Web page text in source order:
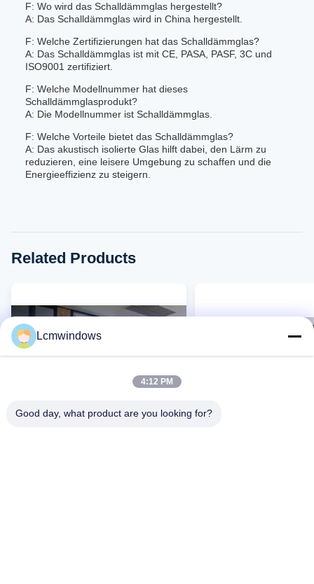
F: Wo wird das Schalldämmglas hergestellt?
A: Das Schalldämmglas wird in China hergestellt.
F: Welche Zertifizierungen hat das Schalldämmglas?
A: Das Schalldämmglas ist mit CE, PASA, PASF, 3C und
ISO9001 zertifiziert.
F: Welche Modellnummer hat dieses
Schalldämmglasprodukt?
A: Die Modellnummer ist Schalldämmglas.
F: Welche Vorteile bietet das Schalldämmglas?
A: Das akustisch isolierte Glas hilft dabei, den Lärm zu
reduzieren, eine leisere Umgebung zu schaffen und die
Energieeffizienz zu steigern.
Related Products
Lcmwindows
4:12 PM
Good day, what product are you looking for?